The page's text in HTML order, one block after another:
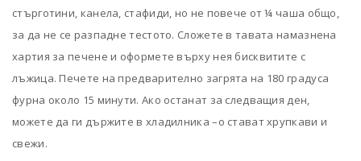
стърготини, канела, стафиди, но не повече от ¼ чаша общо,
за да не се разпадне тестото. Сложете в тавата намазнена
хартия за печене и оформете върху нея бисквитите с
лъжица. Печете на предварително загрята на 180 градуса
фурна около 15 минути. Ако останат за следващия ден,
можете да ги държите в хладилника –о стават хрупкави и
свежи.